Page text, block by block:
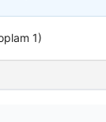
1)